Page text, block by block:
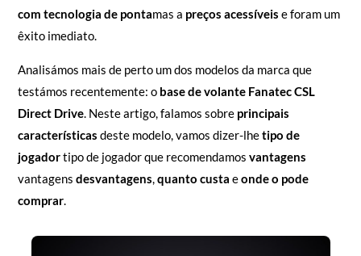
com tecnologia de pontamas a preços acessíveis e foram um
êxito imediato.
Analisámos mais de perto um dos modelos da marca que
testámos recentemente: o base de volante Fanatec CSL
Direct Drive. Neste artigo, falamos sobre principais
características deste modelo, vamos dizer-lhetipo de
jogadortipo de jogador que recomendamos vantagens
vantagens desvantagens,quanto custa eonde o pode
comprar.